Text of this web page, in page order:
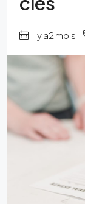
il y a2 mois